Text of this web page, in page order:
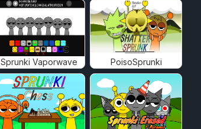
Sprunki Vaporwave PoisoSprunki